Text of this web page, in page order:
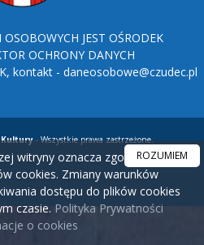
JEST OŚRODEK
OCHRONY DANYCH
kontakt - daneosobowe@czudec.pl
- Wszystkie prawa zastrzeżone.
witryny oznacza zgodę na
cookies. Zmiany warunków
dostępu do plików cookies
czasie. Polityka Prywatności
o cookies
ROZUMIEM